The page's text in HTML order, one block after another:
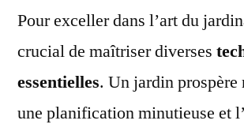
Pour exceller dans l’art du
crucial de maîtriser diverses
essentielles. Un jardin prospère
une planification minutieuse et